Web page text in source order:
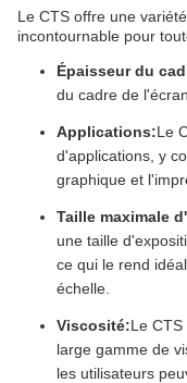
Le CTS offre une
incontournable pour
Épaisseur du
du cadre de
Applications:Le
d'applications, y
graphique et
Taille maximale
une taille
ce qui le rend
échelle.
Viscosité:Le
large gamme de
les utilisateurs